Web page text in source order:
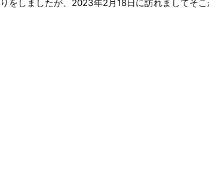
をしましたが、2023年2月18日に訪れましてそこ